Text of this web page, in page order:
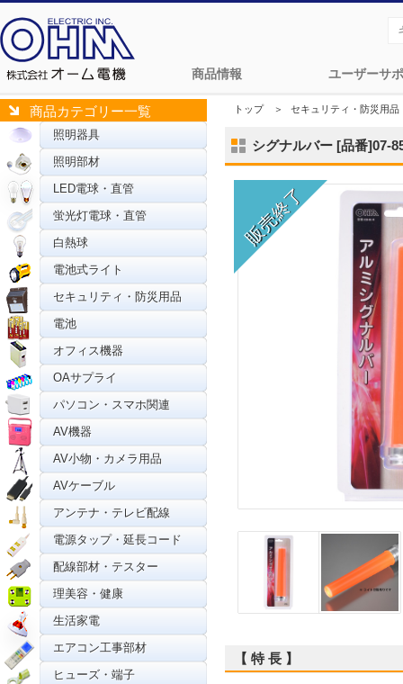
商品情報 ユーザーサ
商品カテゴリー一覧
照明器具
照明部材
LED電球・直管
蛍光灯電球・直管
白熱球
電池式ライト
セキュリティ・防災用品
電池
オフィス機器
OAサプライ
パソコン・スマホ関連
AV機器
AV小物・カメラ用品
AVケーブル
アンテナ・テレビ配線
電源タップ・延長コード
配線部材・テスター
理美容・健康
生活家電
エアコン工事部材
ヒューズ・端子
トップ＞ セキュリティ・防災用品
シグナルバー [品番]07-
【 特 長 】